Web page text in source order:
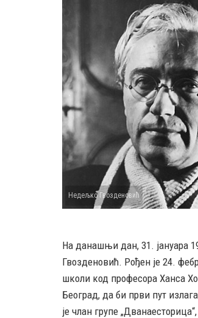
Недељко Гвозденовић
На данашњи дан, 31. јануара
Гвозденовић. Рођен је 24.
школи код професора Ханса
Београд, да би први пут
је члан групе
29 MAY
РОЂЕН ЈЕ